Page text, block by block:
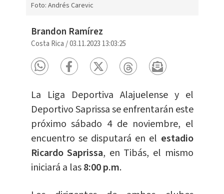
Foto: Andrés Carevic
Brandon Ramírez
Costa Rica /03.11.2023 13:03:25
La Liga Deportiva Alajuelense y el
Deportivo Saprissa se enfrentarán este
próximo sábado 4 de noviembre, el
encuentro se disputará en el estadio
Ricardo Saprissa, en Tibás, el mismo
iniciará a las8:00 p.m.